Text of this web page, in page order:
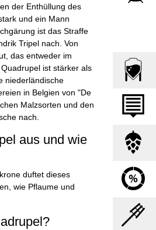
der Enthüllung des
und ein Mann
ist das Straffe
Tripel nach. Von
das entweder im
ist stärker als
niederländische
in Belgien von "De
Malzsorten und den
nach.
aus und wie
duftet dieses
wie Pflaume und